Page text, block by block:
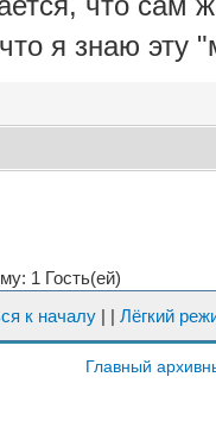
я знаю эту
1 Гость(ей)
к началу | | Лёгкий
Главный